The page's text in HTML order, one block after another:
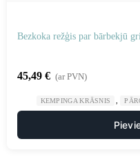
Bezkoka režģis par bārbekjū
45,49 € (ar PVN)
KEMPINGA KRĀSNIS